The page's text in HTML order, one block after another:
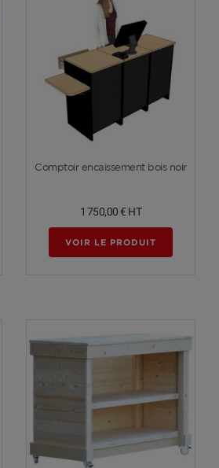
Voir plus
Comptoir encaissement bois noir
1 750,00 € HT
VOIR LE PRODUIT